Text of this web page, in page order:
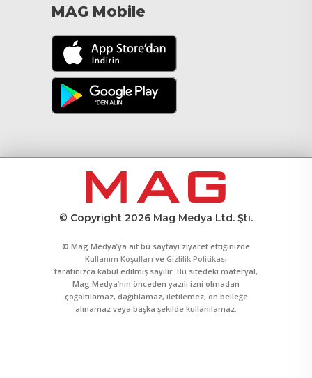
MAG Mobile
© Copyright 2026 Mag Medya Ltd. Şti.
© Mag Medya’ya ait bu sayfayı ziyaret ettiğinizde
Kullanım Koşulları ve Gizlilik Politikası
tarafınızca kabul edilmiş sayılır. Bu sitedeki materyal,
Mag Medya’nın önceden yazılı izni olmadan
çoğaltılamaz, dağıtılamaz, iletilemez, ön belleğe
alınamaz veya başka şekilde kullanılamaz.